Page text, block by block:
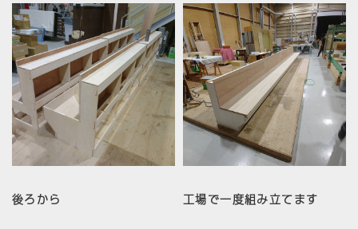
後ろから 工場で一度組み立てます